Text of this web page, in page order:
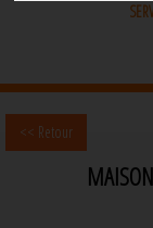
<< Retour